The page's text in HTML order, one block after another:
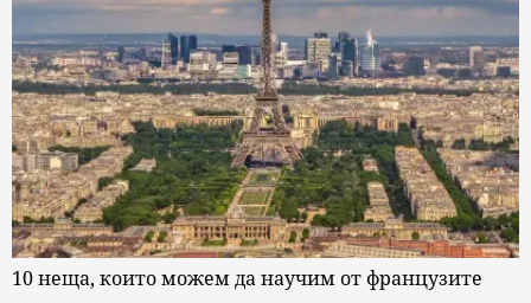
10 неща, които можем да научим от французите